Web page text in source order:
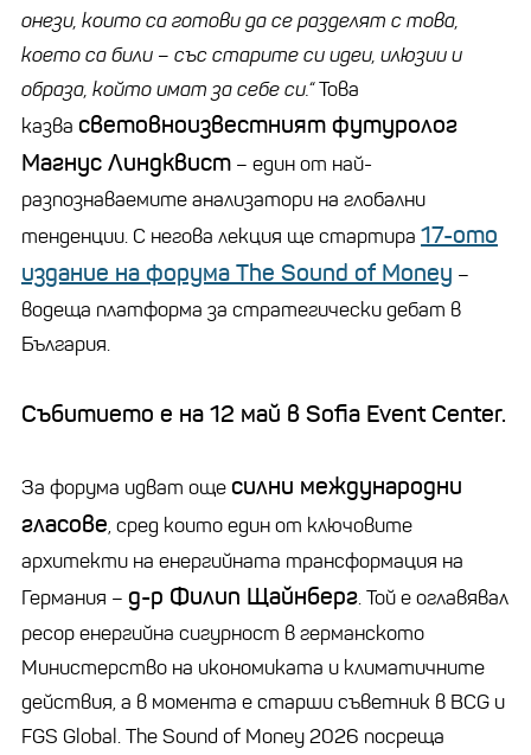
онези, които са готови да се разделят с това,
което са били – със старите си идеи, илюзии и
образа, който имат за себе си.“Това
казва световноизвестният футуролог
Магнус Линдквист – един от най-
разпознаваемите анализатори на глобални
тенденции. С негова лекция ще стартира 17-ото
издание на форума The Sound of Money –
водеща платформа за стратегически дебат в
България.
Събитието е на 12 май в Sofia Event Center.
За форума идват ощесилни международни
гласове, сред които един от ключовите
архитекти на енергийната трансформация на
Германия – д-р Филип Щайнберг. Той е оглавявал
ресор енергийна сигурност в германското
Министерство на икономиката и климатичните
действия, а в момента е старши съветник в BCG и
FGS Global. The Sound of Money 2026 посреща